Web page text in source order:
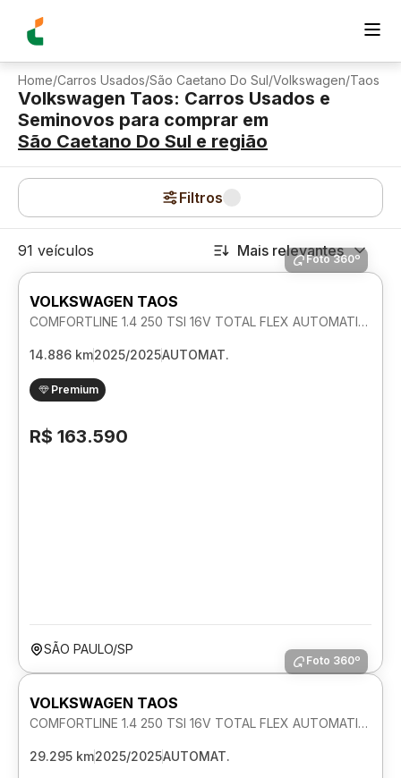
Home/Carros Usados/São Caetano Do Sul/Volkswagen/Taos
Volkswagen Taos: Carros Usados e
Seminovos para comprar em
São Caetano Do Sul e região
Filtros
91 veículos Mais relevantes
Foto 360º
VOLKSWAGEN TAOS
COMFORTLINE 1.4 250 TSI 16V TOTAL FLEX AUTOMATICO
14.886 km2025/2025AUTOMAT.
Premium
R$ 163.590
SÃO PAULO/SP
Foto 360º
VOLKSWAGEN TAOS
COMFORTLINE 1.4 250 TSI 16V TOTAL FLEX AUTOMATICO
29.295 km2025/2025AUTOMAT.